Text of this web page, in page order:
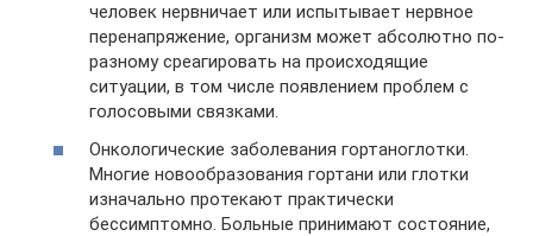
человек нервничает или испытывает нервное
перенапряжение, организм может абсолютно по-
разному среагировать на происходящие
ситуации, в том числе появлением проблем с
голосовыми связками.
Онкологические заболевания гортаноглотки.
Многие новообразования гортани или глотки
изначально протекают практически
бессимптомно. Больные принимают состояние,